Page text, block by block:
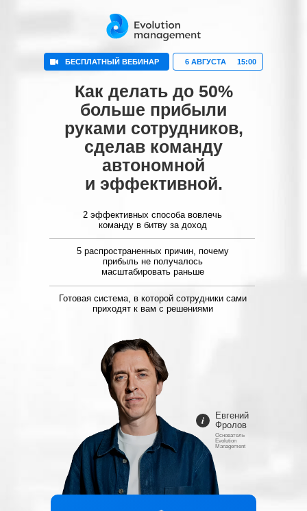
Евгений
Фролов
Основатель
Evolution
Management
Как делать до 50%
больше прибыли
руками сотрудников,
сделав команду
автономной
и эффективной.
2 эффективных способа вовлечь
команду в битву за доход
5 распространенных причин, почему
прибыль не получалось
масштабировать раньше
Готовая система, в которой сотрудники сами
приходят к вам с решениями
БЕСПЛАТНЫЙ ВЕБИНАР 15:00
6 АВГУСТА